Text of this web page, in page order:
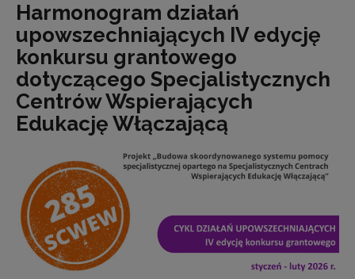
Harmonogram działań
upowszechniających IV edycję
konkursu grantowego
dotyczącego Specjalistycznych
Centrów Wspierających
Edukację Włączającą